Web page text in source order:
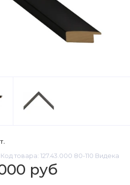
Код товара: 127.43.000 80-110 Видека
руб